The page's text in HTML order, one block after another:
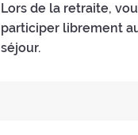
Lors de la retraite,
participer librement
séjour.